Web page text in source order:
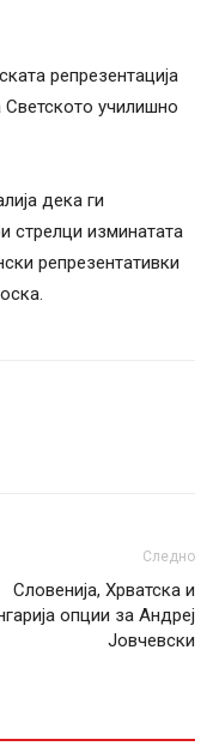
репрезентација
Светското училишно
дека ги
стрелци изминатата
репрезентативки
Следно
Словенија, Хрватска и
опции за Андреј
Јовчевски